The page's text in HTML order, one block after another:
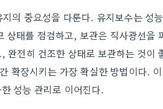
의 중요성을 다룬다. 유지보수는 성
상태를 점검하고, 보관은 직사광선을
전히 건조한 상태로 보관하는 것이
확장시키는 가장 확실한 방법이다.
성능 관리로 이어진다.